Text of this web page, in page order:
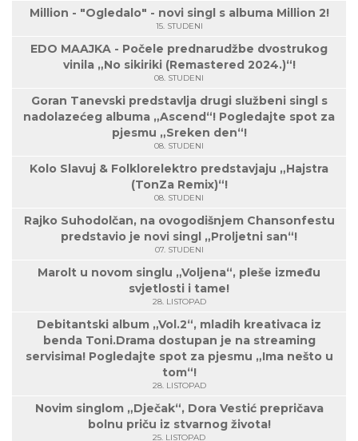
Million - "Ogledalo" - novi singl s albuma Million 2!
15. STUDENI
EDO MAAJKA - Počele prednarudžbe dvostrukog
vinila „No sikiriki (Remastered 2024.)“!
08. STUDENI
Goran Tanevski predstavlja drugi službeni singl s
nadolazećeg albuma „Ascend“! Pogledajte spot za
pjesmu „Sreken den“!
08. STUDENI
Kolo Slavuj & Folklorelektro predstavjaju „Hajstra
(TonZa Remix)“!
08. STUDENI
Rajko Suhodolčan, na ovogodišnjem Chansonfestu
predstavio je novi singl „Proljetni san“!
07. STUDENI
Marolt u novom singlu „Voljena“, pleše između
svjetlosti i tame!
28. LISTOPAD
Debitantski album „Vol.2“, mladih kreativaca iz
benda Toni.Drama dostupan je na streaming
servisima! Pogledajte spot za pjesmu „Ima nešto u
tom“!
28. LISTOPAD
Novim singlom „Dječak“, Dora Vestić prepričava
bolnu priču iz stvarnog života!
25. LISTOPAD